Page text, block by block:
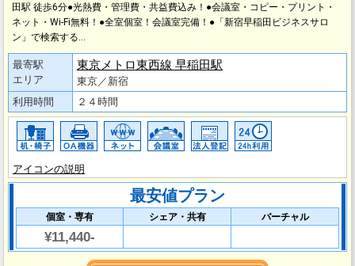
田駅 徒歩6分●光熱費・管理費・共益費込み！●会議室・コピー・プリント・
ネット・Wi-Fi無料！●全室個室！会議室完備！●「新宿早稲田ビジネスサロ
ン」で検索する…
最寄駅
エリア
東京メトロ東西線 早稲田駅
東京／新宿
利用時間
２４時間
アイコンの説明
最安値プラン
個室・専有 シェア・共有 バーチャル
¥11,440-